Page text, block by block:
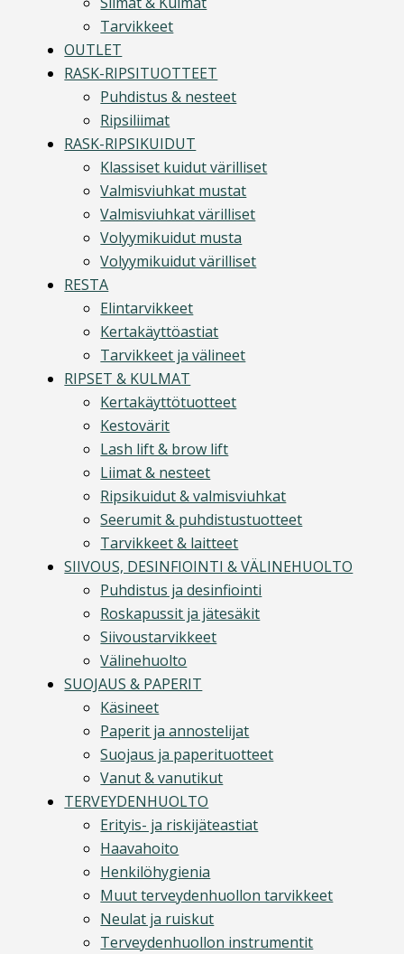
Tarvikkeet
OUTLET
RASK-RIPSITUOTTEET
Puhdistus & nesteet
Ripsiliimat
RASK-RIPSIKUIDUT
Klassiset kuidut värilliset
Valmisviuhkat mustat
Valmisviuhkat värilliset
Volyymikuidut musta
Volyymikuidut värilliset
RESTA
Elintarvikkeet
Kertakäyttöastiat
Tarvikkeet ja välineet
RIPSET & KULMAT
Kertakäyttötuotteet
Kestovärit
Lash lift & brow lift
Liimat & nesteet
Ripsikuidut & valmisviuhkat
Seerumit & puhdistustuotteet
Tarvikkeet & laitteet
SIIVOUS, DESINFIOINTI & VÄLINEHUOLTO
Puhdistus ja desinfiointi
Roskapussit ja jätesäkit
Siivoustarvikkeet
Välinehuolto
SUOJAUS & PAPERIT
Käsineet
Paperit ja annostelijat
Suojaus ja paperituotteet
Vanut & vanutikut
TERVEYDENHUOLTO
Erityis- ja riskijäteastiat
Haavahoito
Henkilöhygienia
Muut terveydenhuollon tarvikkeet
Neulat ja ruiskut
Terveydenhuollon instrumentit